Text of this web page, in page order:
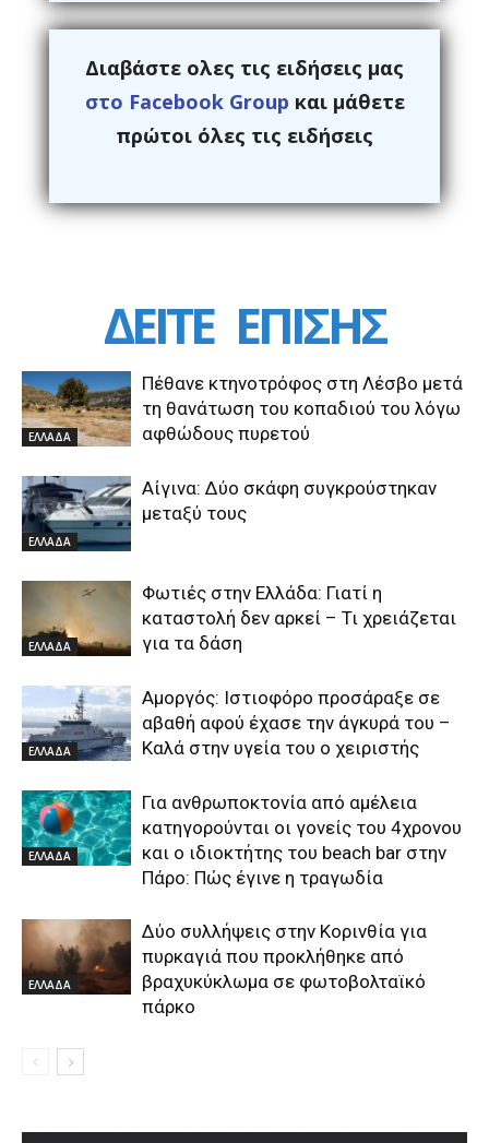
Διαβάστε ολες τις ειδήσεις μας
στο Facebook Group και μάθετε
πρώτοι όλες τις ειδήσεις
ΔΕΙΤΕ ΕΠΙΣΗΣ
ΕΛΛΑΔΑ
Πέθανε κτηνοτρόφος στη Λέσβο μετά
τη θανάτωση του κοπαδιού του λόγω
αφθώδους πυρετού
ΕΛΛΑΔΑ
Αίγινα: Δύο σκάφη συγκρούστηκαν
μεταξύ τους
ΕΛΛΑΔΑ
Φωτιές στην Ελλάδα: Γιατί η
καταστολή δεν αρκεί – Τι χρειάζεται
για τα δάση
ΕΛΛΑΔΑ
Αμοργός: Ιστιοφόρο προσάραξε σε
αβαθή αφού έχασε την άγκυρά του –
Καλά στην υγεία του ο χειριστής
ΕΛΛΑΔΑ
Για ανθρωποκτονία από αμέλεια
κατηγορούνται οι γονείς του 4χρονου
και ο ιδιοκτήτης του beach bar στην
Πάρο: Πώς έγινε η τραγωδία
ΕΛΛΑΔΑ
Δύο συλλήψεις στην Κορινθία για
πυρκαγιά που προκλήθηκε από
βραχυκύκλωμα σε φωτοβολταϊκό
πάρκο